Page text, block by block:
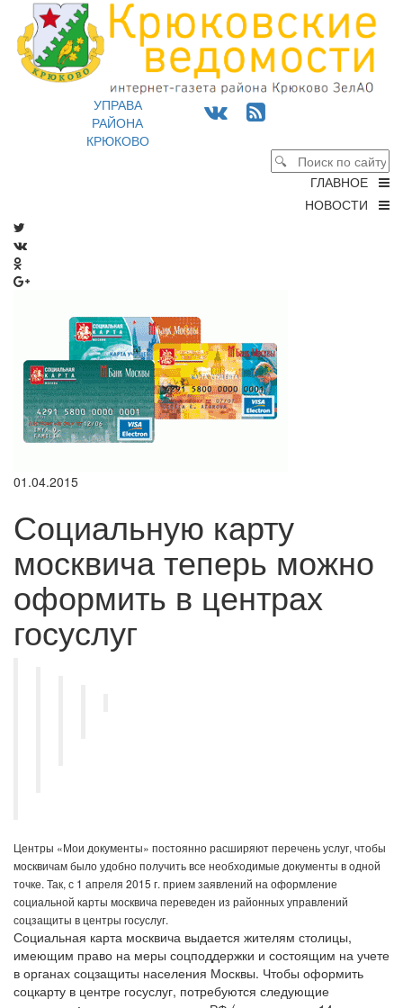
УПРАВА
РАЙОНА
КРЮКОВО
ГЛАВНОЕ
НОВОСТИ
01.04.2015
Социальную карту
москвича теперь можно
оформить в центрах
госуслуг
Центры «Мои документы» постоянно расширяют перечень услуг, чтобы
москвичам было удобно получить все необходимые документы в одной
точке. Так, с 1 апреля 2015 г. прием заявлений на оформление
социальной карты москвича переведен из районных управлений
соцзащиты в центры госуслуг.
Социальная карта москвича выдается жителям столицы,
имеющим право на меры соцподдержки и состоящим на учете
в органах соцзащиты населения Москвы. Чтобы оформить
соцкарту в центре госуслуг, потребуются следующие